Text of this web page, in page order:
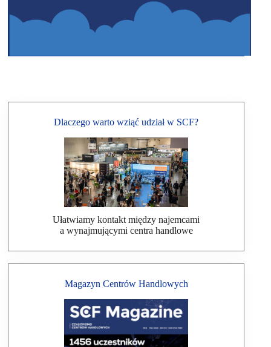
Dlaczego warto wziąć udział w SCF?
Ułatwiamy kontakt między najemcami
a wynajmującymi centra handlowe
Magazyn Centrów Handlowych